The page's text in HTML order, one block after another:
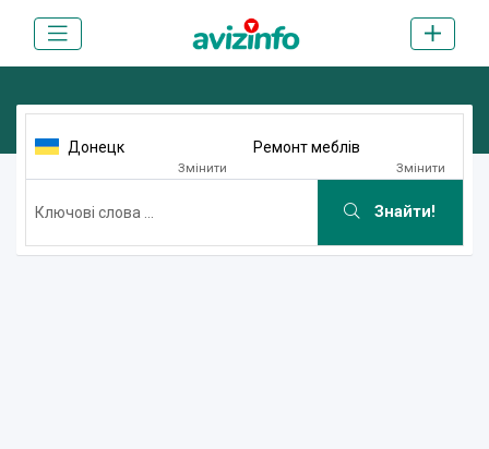
Донецк
Змінити
Ремонт меблів
Змінити
Знайти!